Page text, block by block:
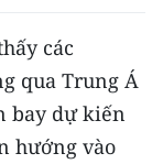
các
qua Trung Á
bay dự kiến
hướng vào